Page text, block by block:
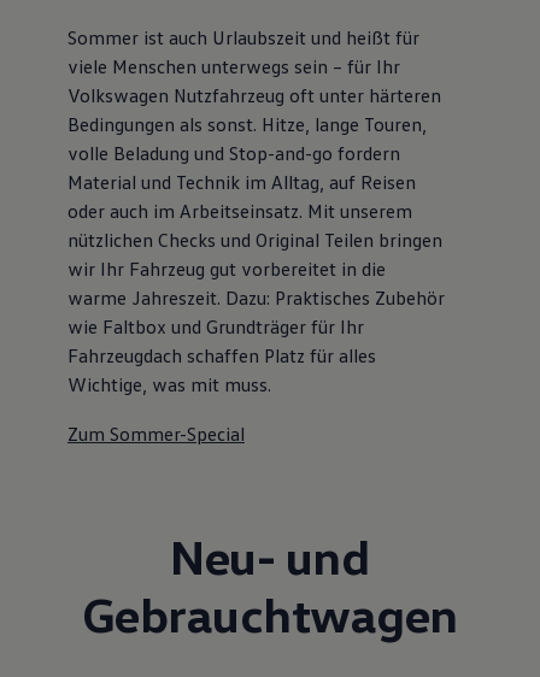
Sommer ist auch Urlaubszeit und heißt für
viele Menschen unterwegs sein – für Ihr
Volkswagen Nutzfahrzeug oft unter härteren
Bedingungen als sonst. Hitze, lange Touren,
volle Beladung und Stop-and-go fordern
Material und Technik im Alltag, auf Reisen
oder auch im Arbeitseinsatz. Mit unserem
nützlichen Checks und Original Teilen bringen
wir Ihr Fahrzeug gut vorbereitet in die
warme Jahreszeit. Dazu: Praktisches Zubehör
wie Faltbox und Grundträger für Ihr
Fahrzeugdach schaffen Platz für alles
Wichtige, was mit muss.
Zum Sommer-Special
Neu- und
Gebrauchtwagen